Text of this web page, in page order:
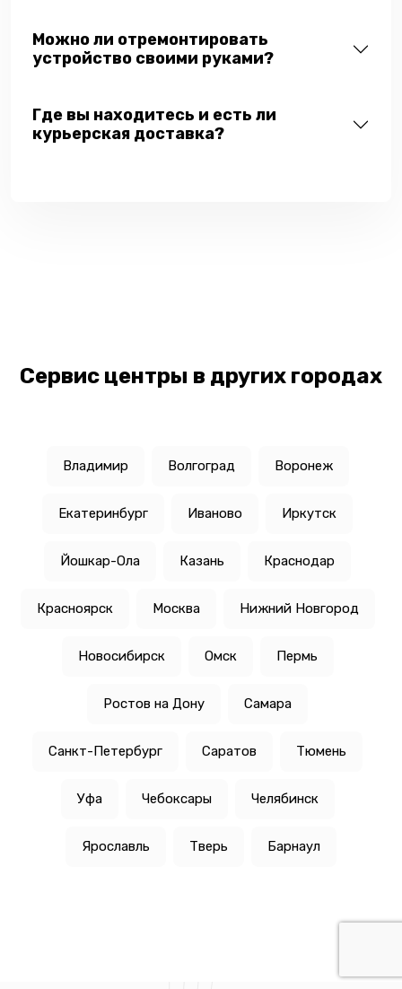
Можно ли отремонтировать
устройство своими руками?
Где вы находитесь и есть ли
курьерская доставка?
Сервис центры в других городах
Владимир Волгоград Воронеж
Екатеринбург Иваново Иркутск
Йошкар-Ола Казань Краснодар
Красноярск Москва Нижний Новгород
Новосибирск Омск Пермь
Ростов на Дону Самара
Санкт-Петербург Саратов Тюмень
Уфа Чебоксары Челябинск
Ярославль Тверь Барнаул